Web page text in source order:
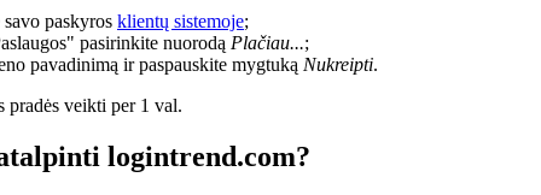
paskyros klientų sistemoje;
pasirinkite nuorodą Plačiau...;
pavadinimą ir paspauskite mygtuką Nukreipti.
pradės veikti per 1 val.
logintrend.com?